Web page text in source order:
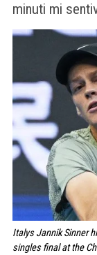
minuti mi
Italys Jannik Sinner
singles final at the